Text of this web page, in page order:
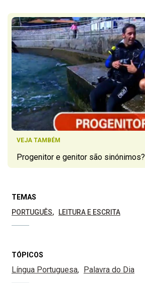
VEJA TAMBÉM
Progenitor e genitor são sinónimos?
TEMAS
PORTUGUÊS
LEITURA E ESCRITA
TÓPICOS
Língua Portuguesa Palavra do Dia